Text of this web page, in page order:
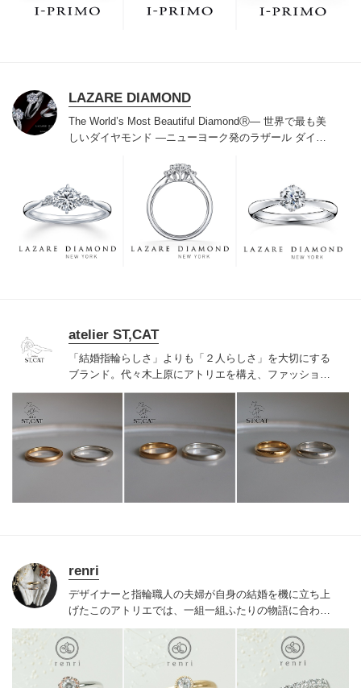
LAZARE DIAMOND
The World’s Most Beautiful DiamondⓇ― 世界で最も美
しいダイヤモンド ―ニューヨーク発のラザール ダイヤ
られ120年を超えた今もなおダイヤモンドの美しい輝き
にこだわり続けています。私たちの願いは、この生涯変
わらないワン＆オンリーの輝きを幸せの象徴として、い
つも、ずっと、身に着けていただくことです。
atelier ST,CAT
「結婚指輪らしさ」よりも「２人らしさ」を大切にする
ブランド。代々木上原にアトリエを構え、ファッション
ジュエリーのような結婚・婚約指輪を作っています。特
別なものだからって、無理にキラキラしてなくても良い
と思うのです。普段の着こなしに合わせて、ファッショ
ンリングのように楽しんでもらいたいから、作っている
のは手作業の有機的な歪みを効かせたナチュラルモダン
renri
デザイナーと指輪職人の夫婦が自身の結婚を機に立ち上
げたこのアトリエでは、一組一組ふたりの物語に合わせ
た特別なリングを提案。研ぎ澄まされた感性と確かな品
質で、人と被りづらいふたりらしい世界に一つのリング
が出来上がる。ここで一緒に過ごした時間も大切な思い
出の一つに。